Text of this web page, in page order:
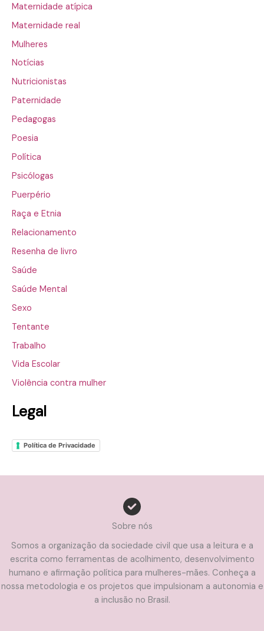
Maternidade atípica
Maternidade real
Mulheres
Notícias
Nutricionistas
Paternidade
Pedagogas
Poesia
Política
Psicólogas
Puerpério
Raça e Etnia
Relacionamento
Resenha de livro
Saúde
Saúde Mental
Sexo
Tentante
Trabalho
Vida Escolar
Violência contra mulher
Legal
Política de Privacidade
Sobre nós
Somos a organização da sociedade civil que usa a leitura e a
escrita como ferramentas de acolhimento, desenvolvimento
humano e afirmação política para mulheres-mães. Conheça a
nossa metodologia e os projetos que impulsionam a autonomia e
a inclusão no Brasil.